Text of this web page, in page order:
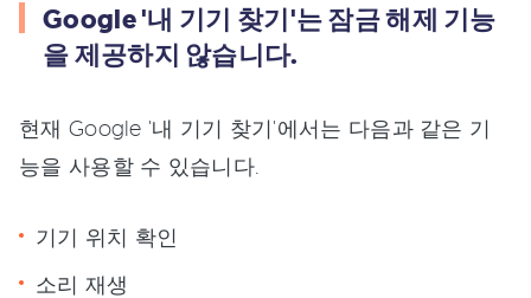
Google '내 기기 찾기'는 잠금 해제 기능
을 제공하지 않습니다.
현재 Google '내 기기 찾기'에서는 다음과 같은 기
능을 사용할 수 있습니다.
기기 위치 확인
소리 재생